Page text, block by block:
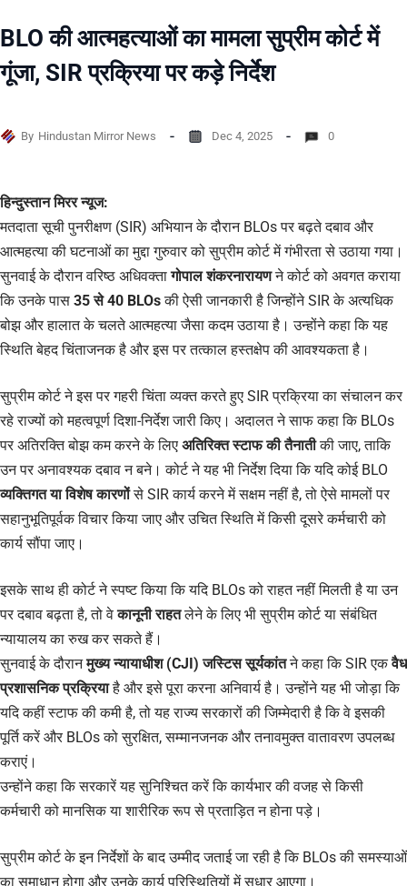
BLO की आत्महत्याओं का मामला सुप्रीम कोर्ट में
गूंजा, SIR प्रक्रिया पर कड़े निर्देश
By Hindustan Mirror News Dec 4, 2025 0
हिन्दुस्तान मिरर न्यूज:
मतदाता सूची पुनरीक्षण (SIR) अभियान के दौरान BLOs पर बढ़ते दबाव और
आत्महत्या की घटनाओं का मुद्दा गुरुवार को सुप्रीम कोर्ट में गंभीरता से उठाया गया।
सुनवाई के दौरान वरिष्ठ अधिवक्तागोपाल शंकरनारायणने कोर्ट को अवगत कराया
कि उनके पास 35 से 40 BLOsकी ऐसी जानकारी है जिन्होंने SIR के अत्यधिक
बोझ और हालात के चलते आत्महत्या जैसा कदम उठाया है। उन्होंने कहा कि यह
स्थिति बेहद चिंताजनक है और इस पर तत्काल हस्तक्षेप की आवश्यकता है।
सुप्रीम कोर्ट ने इस पर गहरी चिंता व्यक्त करते हुए SIR प्रक्रिया का संचालन कर
रहे राज्यों को महत्वपूर्ण दिशा-निर्देश जारी किए। अदालत ने साफ कहा कि BLOs
पर अतिरक्ति बोझ कम करने के लिए अतिरिक्त स्टाफ की तैनातीकी जाए, ताकि
उन पर अनावश्यक दबाव न बने। कोर्ट ने यह भी निर्देश दिया कि यदि कोई BLO
व्यक्तिगत या विशेष कारणोंसे SIR कार्य करने में सक्षम नहीं है, तो ऐसे मामलों पर
सहानुभूतिपूर्वक विचार किया जाए और उचित स्थिति में किसी दूसरे कर्मचारी को
कार्य सौंपा जाए।
इसके साथ ही कोर्ट ने स्पष्ट किया कि यदि BLOs को राहत नहीं मिलती है या उन
पर दबाव बढ़ता है, तो वेकानूनी राहतलेने के लिए भी सुप्रीम कोर्ट या संबंधित
न्यायालय का रुख कर सकते हैं।
सुनवाई के दौरानमुख्य न्यायाधीश (CJI) जस्टिस सूर्यकांतने कहा कि SIR एकवैध
प्रशासनिक प्रक्रियाहै और इसे पूरा करना अनिवार्य है। उन्होंने यह भी जोड़ा कि
यदि कहीं स्टाफ की कमी है, तो यह राज्य सरकारों की जिम्मेदारी है कि वे इसकी
पूर्ति करें और BLOs को सुरक्षित, सम्मानजनक और तनावमुक्त वातावरण उपलब्ध
कराएं।
उन्होंने कहा कि सरकारें यह सुनिश्चित करें कि कार्यभार की वजह से किसी
कर्मचारी को मानसिक या शारीरिक रूप से प्रताड़ित न होना पड़े।
सुप्रीम कोर्ट के इन निर्देशों के बाद उम्मीद जताई जा रही है कि BLOs की समस्याओं
का समाधान होगा और उनके कार्य परिस्थितियों में सुधार आएगा।